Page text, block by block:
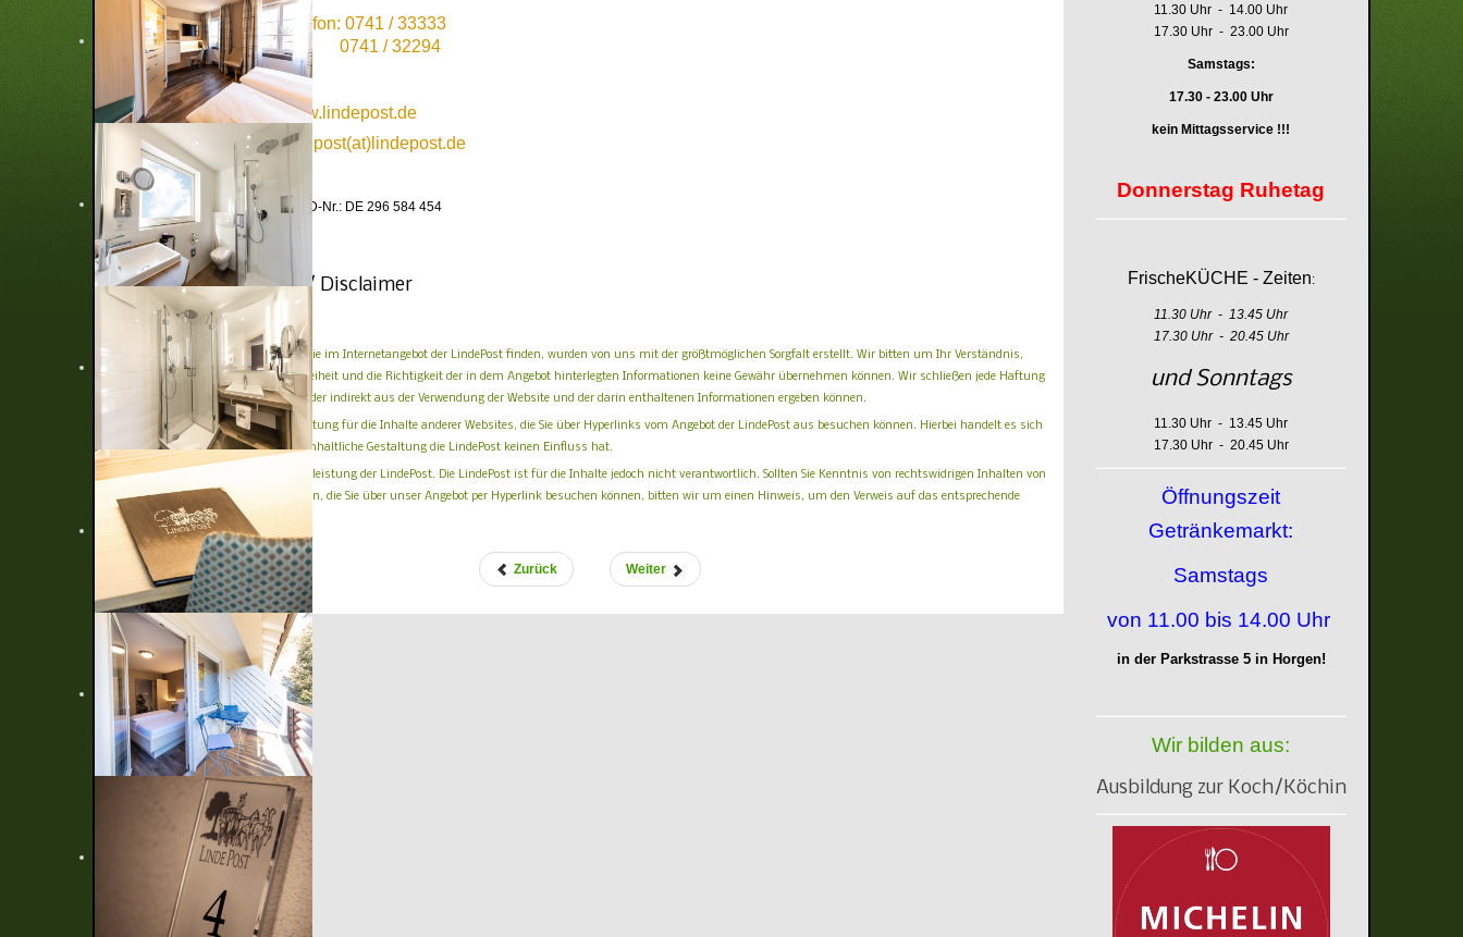
Telefon: 0741 / 33333
Fax: 0741 / 32294
www.lindepost.de
lindepost(at)lindepost.de
USt.-ID-Nr.: DE 296 584 454
Haftungsausschluss / Disclaimer
Die Dokumente und Dateien, die Sie im Internetangebot der LindePost finden, wurden von uns mit der größtmöglichen Sorgfalt erstellt. Wir bitten um Ihr Verständnis,
dass wir dennoch für die Fehlerfreiheit und die Richtigkeit der in dem Angebot hinterlegten Informationen keine Gewähr übernehmen können. Wir schließen jede Haftung
für Schäden aus, die sich direkt oder indirekt aus der Verwendung der Website und der darin enthaltenen Informationen ergeben können.
Wir übernehmen ferner keine Haftung für die Inhalte anderer Websites, die Sie über Hyperlinks vom Angebot der LindePost aus besuchen können. Hierbei handelt es sich
um fremde Angebote, auf deren inhaltliche Gestaltung die LindePost keinen Einfluss hat.
Diese Hyperlinks sind eine Serviceleistung der LindePost. Die LindePost ist für die Inhalte jedoch nicht verantwortlich. Sollten Sie Kenntnis von rechtswidrigen Inhalten von
Websites anderer Anbieter erhalten, die Sie über unser Angebot per Hyperlink besuchen können, bitten wir um einen Hinweis, um den Verweis auf das entsprechende
Angebot aufheben zu können.
Zurück Weiter
11.30 Uhr - 14.00 Uhr
17.30 Uhr - 23.00 Uhr
Samstags:
17.30 - 23.00 Uhr
kein Mittagsservice !!!
Donnerstag Ruhetag
FrischeKÜCHE - Zeiten:
11.30 Uhr - 13.45 Uhr
17.30 Uhr - 20.45 Uhr
und Sonntags
11.30 Uhr - 13.45 Uhr
17.30 Uhr - 20.45 Uhr
Öffnungszeit
Getränkemarkt:
Samstags
von 11.00 bis 14.00 Uhr
in der Parkstrasse 5 in Horgen!
Wir bilden aus:
Ausbildung zur Koch/Köchin